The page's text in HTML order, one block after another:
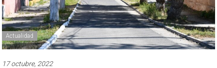
Actualidad
17 octubre, 2022